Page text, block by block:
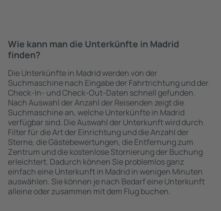
Wie kann man die Unterkünfte in Madrid
finden?
Die Unterkünfte in Madrid werden von der
Suchmaschine nach Eingabe der Fahrtrichtung und der
Check-In- und Check-Out-Daten schnell gefunden.
Nach Auswahl der Anzahl der Reisenden zeigt die
Suchmaschine an, welche Unterkünfte in Madrid
verfügbar sind. Die Auswahl der Unterkunft wird durch
Filter für die Art der Einrichtung und die Anzahl der
Sterne, die Gästebewertungen, die Entfernung zum
Zentrum und die kostenlose Stornierung der Buchung
erleichtert. Dadurch können Sie problemlos ganz
einfach eine Unterkunft in Madrid in wenigen Minuten
auswählen. Sie können je nach Bedarf eine Unterkunft
alleine oder zusammen mit dem Flug buchen.